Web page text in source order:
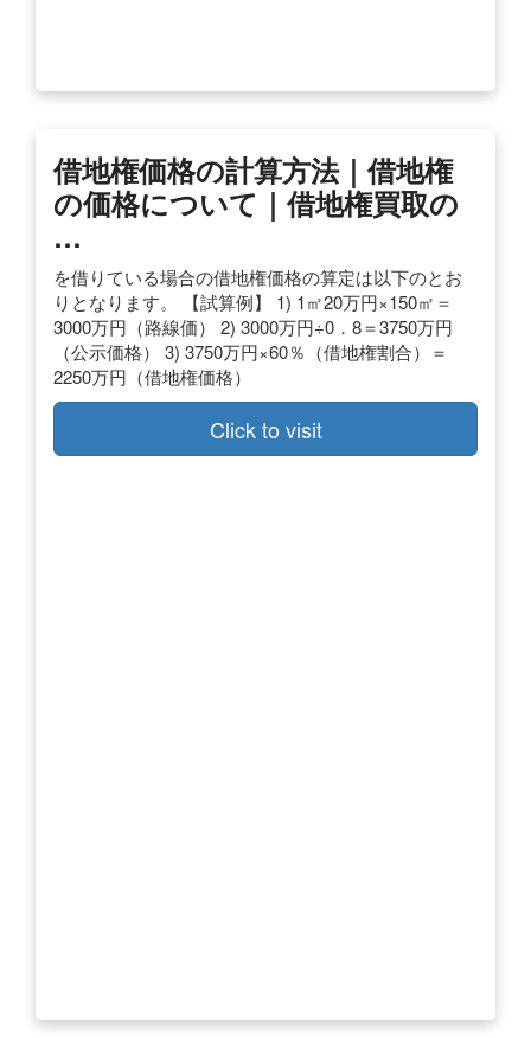
借地権価格の計算方法｜借地権
の価格について｜借地権買取の
…
を借りている場合の借地権価格の算定は以下のとお
りとなります。 【試算例】 1) 1㎡20万円×150㎡＝
3000万円（路線価） 2) 3000万円÷0．8＝3750万円
（公示価格） 3) 3750万円×60％（借地権割合）＝
2250万円（借地権価格）
Click to visit